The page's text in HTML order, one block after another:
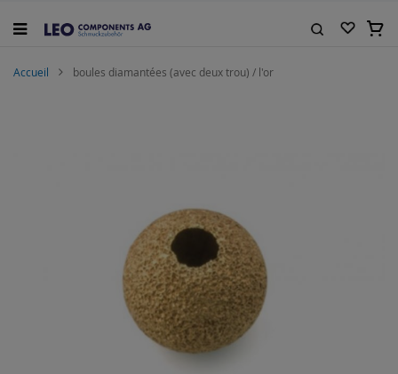
au
Mon
Accueil boules diamantées (avec deux trou) / l'or